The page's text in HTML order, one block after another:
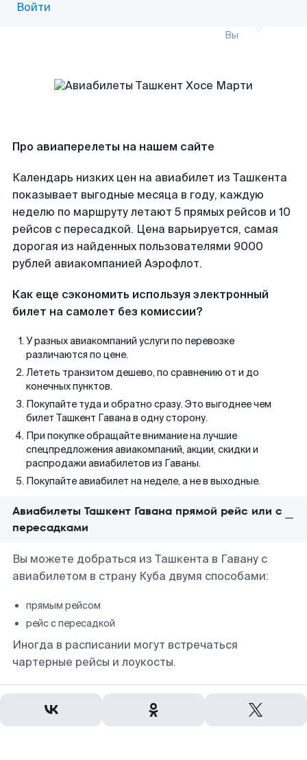
Войти
Вы
Про авиаперелеты на нашем сайте
Календарь низких цен на авиабилет из Ташкента
показывает выгодные месяца в году, каждую
неделю по маршруту летают 5 прямых рейсов и 10
рейсов с пересадкой. Цена варьируется, самая
дорогая из найденных пользователями 9000
рублей авиакомпанией Аэрофлот.
Как еще сэкономить используя электронный
билет на самолет без комиссии?
У разных авиакомпаний услуги по перевозке
различаются по цене.
Лететь транзитом дешево, по сравнению от и до
конечных пунктов.
Покупайте туда и обратно сразу. Это выгоднее чем
билет Ташкент Гавана в одну сторону.
При покупке обращайте внимание на лучшие
спецпредложения авиакомпаний, акции, скидки и
распродажи авиабилетов из Гаваны.
Покупайте авиабилет на неделе, а не в выходные.
Авиабилеты Ташкент Гавана прямой рейс или с
пересадками
Вы можете добраться из Ташкента в Гавану с
авиабилетом в страну Куба двумя способами:
прямым рейсом
рейс с пересадкой
Иногда в расписании могут встречаться
чартерные рейсы и лоукосты.